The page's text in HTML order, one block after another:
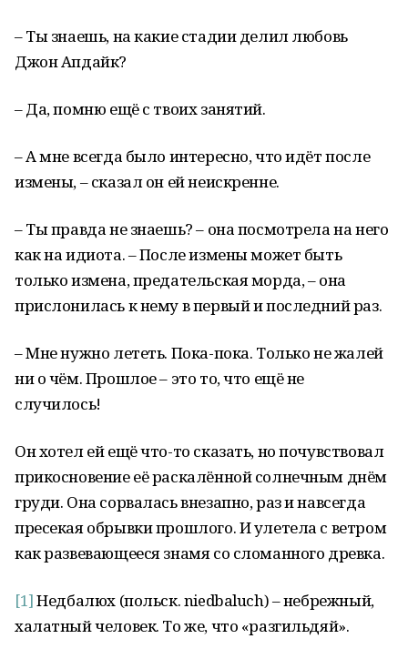
– Ты знаешь, на какие стадии делил любовь
Джон Апдайк?
– Да, помню ещё с твоих занятий.
– А мне всегда было интересно, что идёт после
измены, – сказал он ей неискренне.
– Ты правда не знаешь? – она посмотрела на него
как на идиота. – После измены может быть
только измена, предательская морда, – она
прислонилась к нему в первый и последний раз.
– Мне нужно лететь. Пока-пока. Только не жалей
ни о чём. Прошлое – это то, что ещё не
случилось!
Он хотел ей ещё что-то сказать, но почувствовал
прикосновение её раскалённой солнечным днём
груди. Она сорвалась внезапно, раз и навсегда
пресекая обрывки прошлого. И улетела с ветром
как развевающееся знамя со сломанного древка.
[1]Недбалюх (польск. niedbaluch) – небрежный,
халатный человек. То же, что «разгильдяй».